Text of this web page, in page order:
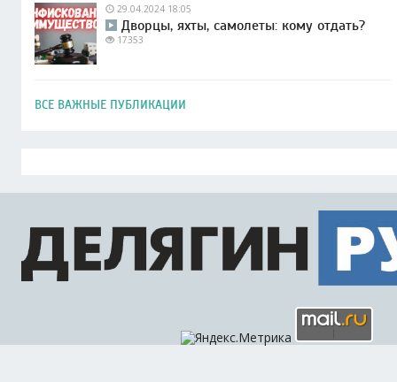
29.04.2024 18:05
Дворцы, яхты, самолеты: кому отдать?
17353
ВСЕ ВАЖНЫЕ ПУБЛИКАЦИИ